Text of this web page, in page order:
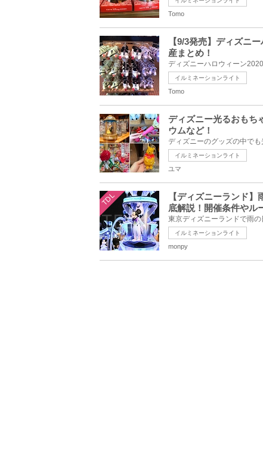
Tomo
【9/3発売】ディズニ
産まとめ！
イルミネーションライト
Tomo
ディズニー光るおもち
ウムなど！
イルミネーションライト
ユマ
TDL
【ディズニーランド
底解説！開催条件やル
イルミネーションライト
monpy